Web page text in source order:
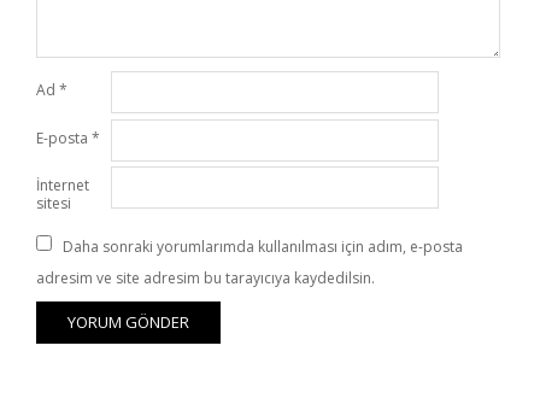
Ad *
E-posta *
İnternet
sitesi
Daha sonraki yorumlarımda kullanılması için adım, e-posta
adresim ve site adresim bu tarayıcıya kaydedilsin.